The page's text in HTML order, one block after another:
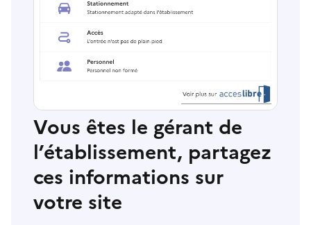
Vous êtes le gérant de
l’établissement, partagez
ces informations sur
votre site